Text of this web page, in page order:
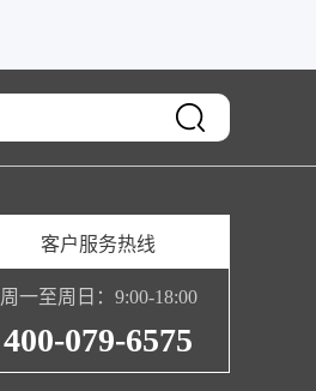
客户服务热线
周一至周日：9:00-18:00
400-079-6575